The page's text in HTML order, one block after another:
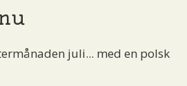
juli... med en polsk